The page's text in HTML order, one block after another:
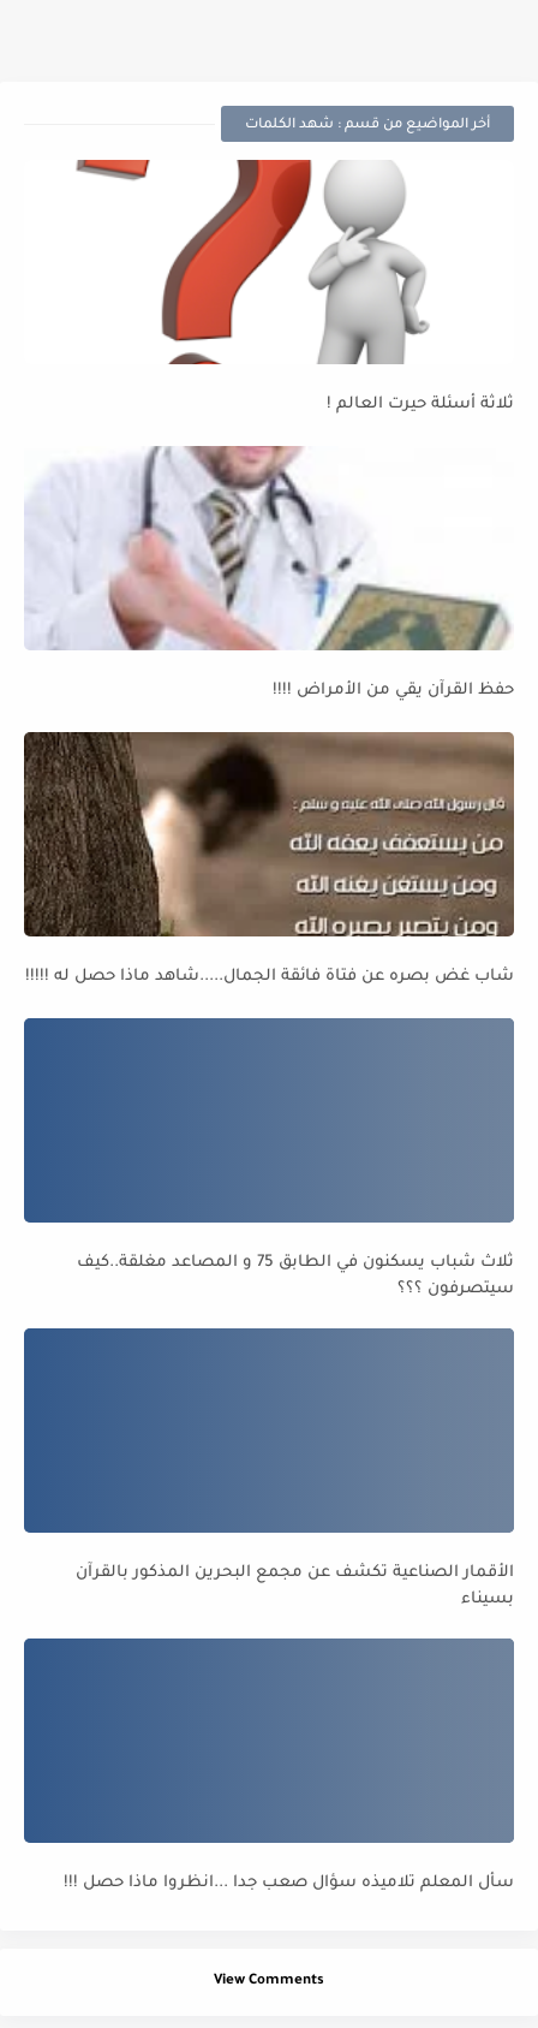
أخر المواضيع من قسم : شهد الكلمات
ثلاثة أسئلة حيرت العالم !
حفظ القرآن يقي من الأمراض !!!!
شاب غض بصره عن فتاة فائقة الجمال.....شاهد ماذا حصل له !!!!!
ثلاث شباب يسكنون في الطابق 75 و المصاعد مغلقة..كيف
سيتصرفون ؟؟؟
الأقمار الصناعية تكشف عن مجمع البحرين المذكور بالقرآن
بسيناء
سأل المعلم تلاميذه سؤال صعب جدا ...انظروا ماذا حصل !!!
View Comments